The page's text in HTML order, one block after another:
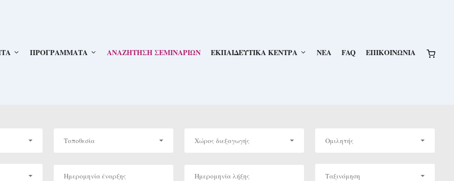
ΠΡΟΓΡΑΜΜΑΤΑ ΑΝΑΖΗΤΗΣΗ ΣΕΜΙΝΑΡΙΩΝ ΕΚΠΑΙΔΕΥΤΙΚΑ ΚΕΝΤΡΑ NEA FAQ ΕΠΙΚΟΙΝΩΝΙΑ
Τοποθεσία Χώρος διεξαγωγής Ομιλητής
Ταξινόμηση